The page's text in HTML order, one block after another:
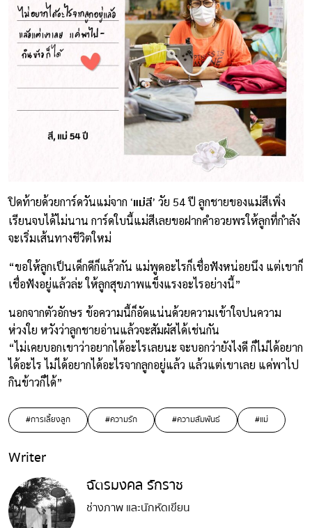
ปิดท้ายด้วยการ์ดวันแม่จาก ‘แม่สี’ วัย 54 ปี ลูกชายของแม่สีเพิ่ง
เรียนจบได้ไม่นาน การ์ดใบนี้แม่สีเลยขอฝากคำอวยพรให้ลูกที่กำลัง
จะเริ่มเส้นทางชีวิตใหม่
“ขอให้ลูกเป็นเด็กดีก็แล้วกัน แม่พูดอะไรก็เชื่อฟังหน่อยนึง แต่เขาก็
เชื่อฟังอยู่แล้วล่ะ ให้ลูกสุขภาพแข็งแรงอะไรอย่างนี้”
นอกจากตัวอักษร ข้อความนี้ก็อัดแน่นด้วยความเข้าใจปนความ
ห่วงใย หวังว่าลูกชายอ่านแล้วจะสัมผัสได้เช่นกัน
“ไม่เคยบอกเขาว่าอยากได้อะไรเลยนะ จะบอกว่ายังไงดี ก็ไม่ได้อยาก
ได้อะไร ไม่ได้อยากได้อะไรจากลูกอยู่แล้ว แล้วแต่เขาเลย แค่พาไป
กินข้าวก็ได้”
#การเลี้ยงลูก #ความรัก #ความสัมพันธ์ #แม่
Writer
ฉัตรมงคล รักราช
ช่างภาพ และนักหัดเขียน